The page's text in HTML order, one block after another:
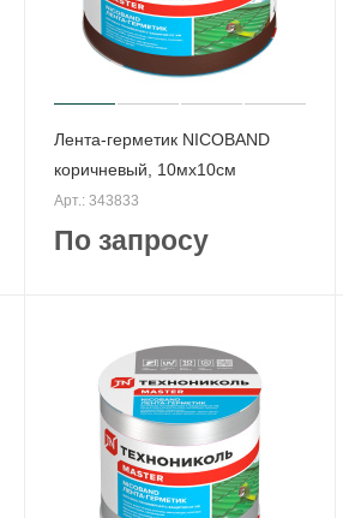
Лента-герметик NICOBAND
коричневый, 10мх10см
Арт.: 343833
По запросу